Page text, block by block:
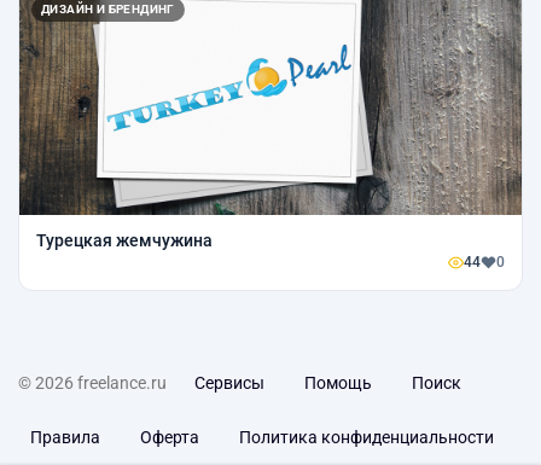
ДИЗАЙН И БРЕНДИНГ
Турецкая жемчужина
44 0
© 2026 freelance.ru Сервисы Помощь Поиск
Правила Оферта Политика конфиденциальности